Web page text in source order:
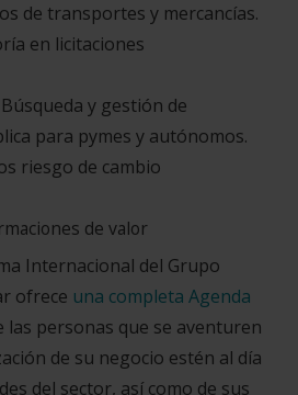
de transportes y mercancías.
en licitaciones
Búsqueda y gestión de
para pymes y autónomos.
riesgo de cambio
de valor
Internacional del Grupo
ofrece una completa Agenda
las personas que se aventuren
de su negocio estén al día
del sector, así como de sus